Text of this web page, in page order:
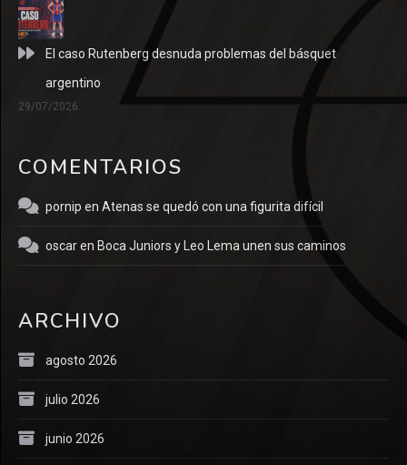
El caso Rutenberg desnuda problemas del básquet
argentino
29/07/2026
COMENTARIOS
pornip en Atenas se quedó con una figurita difícil
oscaren Boca Juniors y Leo Lema unen sus caminos
ARCHIVO
agosto 2026
julio 2026
junio 2026